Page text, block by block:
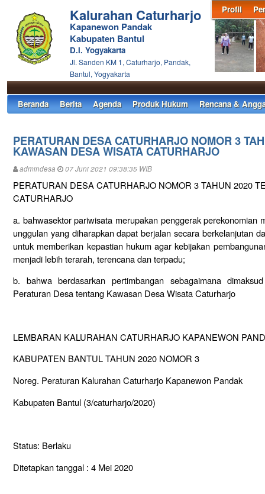
Profil
Kalurahan Caturharjo
Kapanewon Pandak
Kabupaten Bantul
D.I. Yogyakarta
Jl. Sanden KM 1, Caturharjo, Pandak,
Bantul, Yogyakarta
Beranda Berita Agenda Produk Hukum Rencana &
PERATURAN DESA CATURHARJO NOMOR 3
KAWASAN DESA WISATA CATURHARJO
admindesa 07 Juni 2021 09:38:35 WIB
PERATURAN DESA CATURHARJO NOMOR 3 TAHUN 2020
CATURHARJO
a. bahwasektor pariwisata merupakan penggerak perekonomian
unggulan yang diharapkan dapat berjalan secara berkelanjutan
untuk memberikan kepastian hukum agar kebijakan
menjadi lebih terarah, terencana dan terpadu;
b. bahwa berdasarkan pertimbangan sebagaimana
Peraturan Desa tentang Kawasan Desa Wisata Caturharjo
LEMBARAN KALURAHAN CATURHARJO KAPANEWON
KABUPATEN BANTUL TAHUN 2020 NOMOR 3
Noreg. Peraturan Kalurahan Caturharjo Kapanewon Pandak
Kabupaten Bantul (3/caturharjo/2020)
Status: Berlaku
Ditetapkan tanggal : 4 Mei 2020